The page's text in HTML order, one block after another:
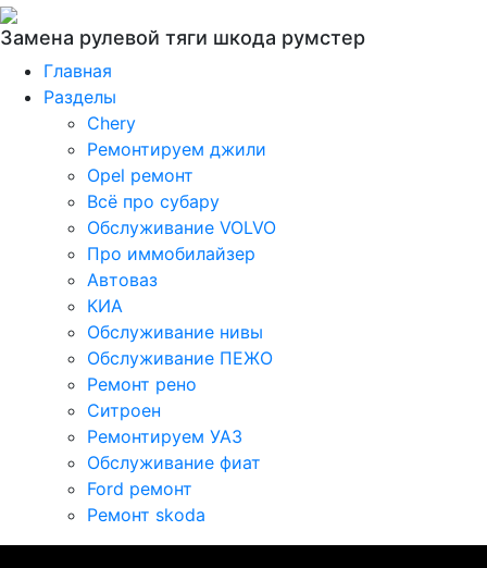
Замена рулевой тяги шкода румстер
Главная
Разделы
Chery
Ремонтируем джили
Opel ремонт
Всё про субару
Обслуживание VOLVO
Про иммобилайзер
Автоваз
КИА
Обслуживание нивы
Обслуживание ПЕЖО
Ремонт рено
Ситроен
Ремонтируем УАЗ
Обслуживание фиат
Ford ремонт
Ремонт skoda